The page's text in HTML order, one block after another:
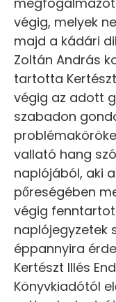
végig, melyek
majd a kádári
Zoltán András
tartotta
végig az adott
szabadon
vallató hang
naplójából, aki
pőreségében
végig
naplójegyzetek
éppannyira
Kertészt Illés
Könyvkiadótól